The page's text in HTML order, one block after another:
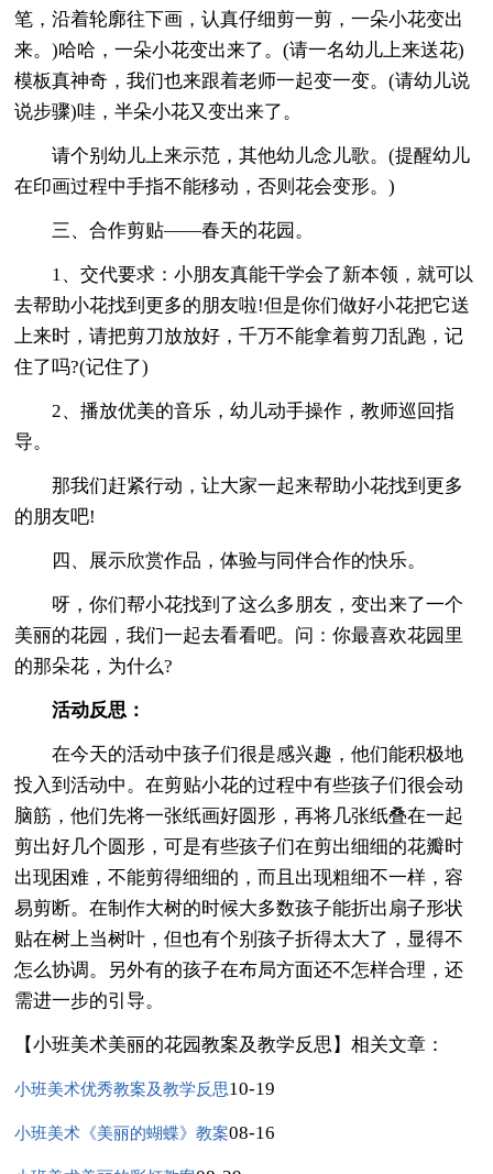
笔，沿着轮廓往下画，认真仔细剪一剪，一朵小花变出
来。)哈哈，一朵小花变出来了。(请一名幼儿上来送花)
模板真神奇，我们也来跟着老师一起变一变。(请幼儿说
说步骤)哇，半朵小花又变出来了。
请个别幼儿上来示范，其他幼儿念儿歌。(提醒幼儿
在印画过程中手指不能移动，否则花会变形。)
三、合作剪贴——春天的花园。
1、交代要求：小朋友真能干学会了新本领，就可以
去帮助小花找到更多的朋友啦!但是你们做好小花把它送
上来时，请把剪刀放放好，千万不能拿着剪刀乱跑，记
住了吗?(记住了)
2、播放优美的音乐，幼儿动手操作，教师巡回指
导。
那我们赶紧行动，让大家一起来帮助小花找到更多
的朋友吧!
四、展示欣赏作品，体验与同伴合作的快乐。
呀，你们帮小花找到了这么多朋友，变出来了一个
美丽的花园，我们一起去看看吧。问：你最喜欢花园里
的那朵花，为什么?
活动反思：
在今天的活动中孩子们很是感兴趣，他们能积极地
投入到活动中。在剪贴小花的过程中有些孩子们很会动
脑筋，他们先将一张纸画好圆形，再将几张纸叠在一起
剪出好几个圆形，可是有些孩子们在剪出细细的花瓣时
出现困难，不能剪得细细的，而且出现粗细不一样，容
易剪断。在制作大树的时候大多数孩子能折出扇子形状
贴在树上当树叶，但也有个别孩子折得太大了，显得不
怎么协调。另外有的孩子在布局方面还不怎样合理，还
需进一步的引导。
【小班美术美丽的花园教案及教学反思】相关文章：
小班美术优秀教案及教学反思10-19
小班美术《美丽的蝴蝶》教案08-16